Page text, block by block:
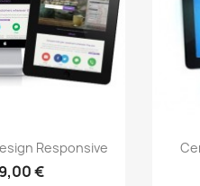
rapide
Responsive
€